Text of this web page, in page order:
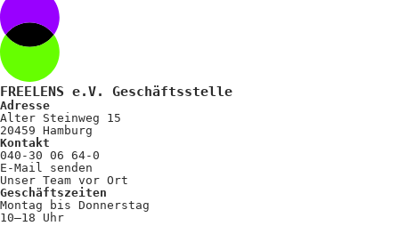
Kooperationen
Wissen A-Z
Login
FREELENS e.V. Geschäftsstelle
Adresse
Alter Steinweg 15
20459 Hamburg
Kontakt
040-30 06 64-0
E-Mail senden
Unser Team vor Ort
Geschäftszeiten
Montag bis Donnerstag
10–18 Uhr